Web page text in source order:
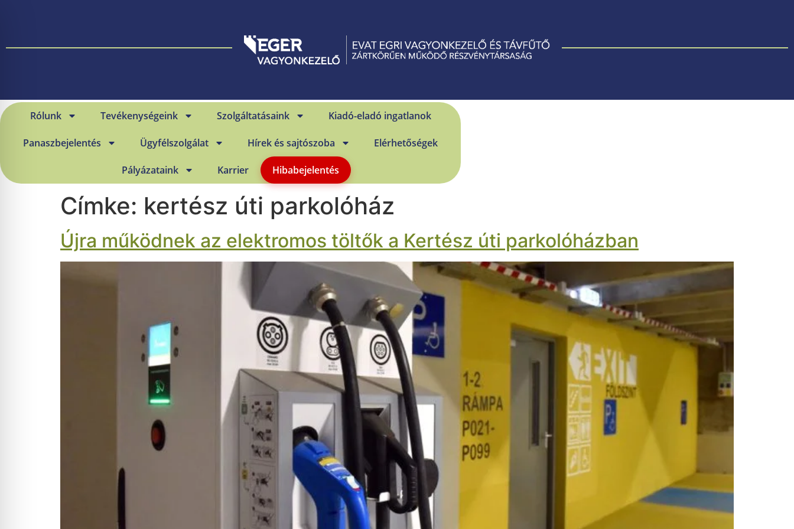
Rólunk Tevékenységeink Szolgáltatásaink Kiadó-eladó ingatlanok
Panaszbejelentés Ügyfélszolgálat Hírek és sajtószoba Elérhetőségek
Pályázataink Karrier Hibabejelentés
Címke: kertész úti parkolóház
Újra működnek az elektromos töltők a Kertész úti parkolóházban